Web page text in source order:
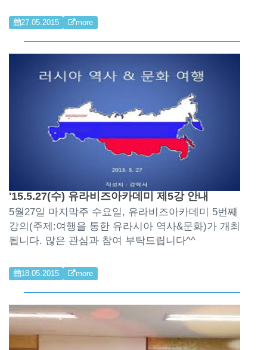
27.05.2015 more
'15.5.27(수) 유라비즈아카데미 제5강 안내
5월27일 마지막주 수요일, 유라비즈아카데미 5번째
강의(주제:여행을 통한 유라시아 역사&문화)가 개최
됩니다. 많은 관심과 참여 부탁드립니다^^
18.05.2015 more